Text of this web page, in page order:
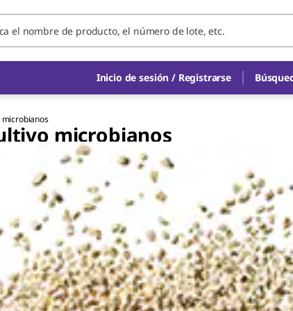
Inicio de sesión / Registrarse
microbianos